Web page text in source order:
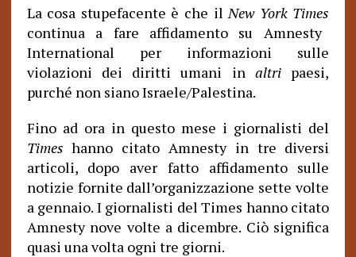
La cosa stupefacente è che ilNew York Times
continua a fare affidamento su Amnesty
International per informazioni sulle
violazioni dei diritti umani inaltri paesi,
purché non siano Israele/Palestina.
Fino ad ora in questo mese i giornalisti del
Times hanno citato Amnesty in tre diversi
articoli, dopo aver fatto affidamento sulle
notizie fornite dall’organizzazione sette volte
a gennaio. I giornalisti del Times hanno citato
Amnesty nove volte a dicembre. Ciò significa
quasi una volta ogni tre giorni.